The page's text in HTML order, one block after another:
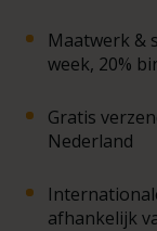
Maatwerk &
week, 20%
Gratis
Nederland
afhankelijk